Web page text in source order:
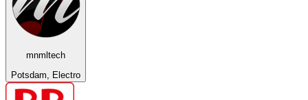
mnmltech
Potsdam, Electro